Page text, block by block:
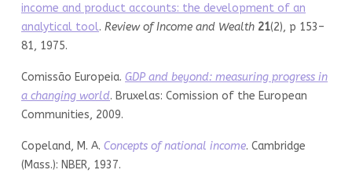
income and product accounts: the development of an
analytical tool. Review of Income and Wealth 21(2), p 153–
81, 1975.
Comissão Europeia. GDP and beyond: measuring progress in
a changing world. Bruxelas: Comission of the European
Communities, 2009.
Copeland, M. A. Concepts of national income. Cambridge
(Mass.): NBER, 1937.